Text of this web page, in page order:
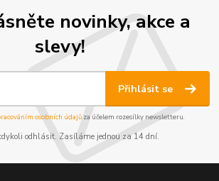
novinky, akce a
slevy!
Přihlásit se
osobních údajůza účelem rozesílky newsletteru.
odhlásit. Zasíláme jednou za 14 dní.